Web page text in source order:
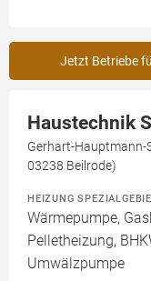
Jetzt Betriebe
Haustechnik
Gerhart-Hauptmann-
03238 Beilrode)
HEIZUNG
Wärmepumpe,
Pelletheizung,
Umwälzpumpe